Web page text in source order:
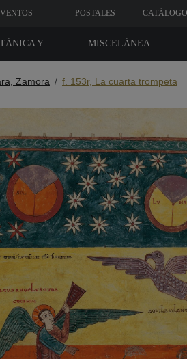
POSTALES
MISCELÁNEA
Y
Zamora f. 153r, La cuarta trompeta